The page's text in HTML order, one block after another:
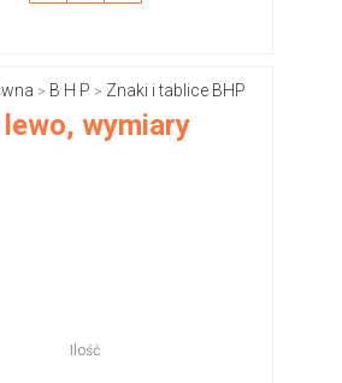
> B H P > Znaki i tablice BHP
wymiary
Ilość